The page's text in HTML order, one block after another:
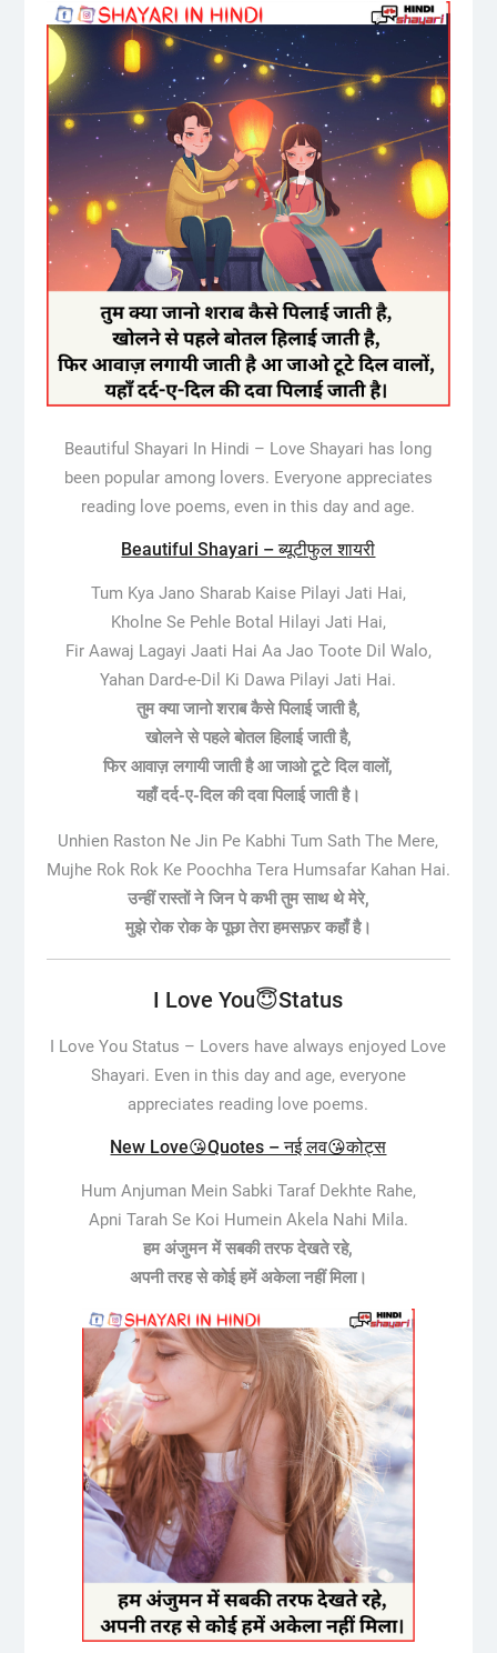
Beautiful Shayari In Hindi – Love Shayari has long
been popular among lovers. Everyone appreciates
reading love poems, even in this day and age.
Beautiful Shayari – ब्यूटीफुल शायरी
Tum Kya Jano Sharab Kaise Pilayi Jati Hai,
Kholne Se Pehle Botal Hilayi Jati Hai,
Fir Aawaj Lagayi Jaati Hai Aa Jao Toote Dil Walo,
Yahan Dard-e-Dil Ki Dawa Pilayi Jati Hai.
तुम क्या जानो शराब कैसे पिलाई जाती है,
खोलने से पहले बोतल हिलाई जाती है,
फिर आवाज़ लगायी जाती है आ जाओ टूटे दिल वालों,
यहाँ दर्द-ए-दिल की दवा पिलाई जाती है।
Unhien Raston Ne Jin Pe Kabhi Tum Sath The Mere,
Mujhe Rok Rok Ke Poochha Tera Humsafar Kahan Hai.
उन्हीं रास्तों ने जिन पे कभी तुम साथ थे मेरे,
मुझे रोक रोक के पूछा तेरा हमसफ़र कहाँ है।
I Love You😇Status
I Love You Status – Lovers have always enjoyed Love
Shayari. Even in this day and age, everyone
appreciates reading love poems.
New Love😘Quotes – नई लव😘कोट्स
Hum Anjuman Mein Sabki Taraf Dekhte Rahe,
Apni Tarah Se Koi Humein Akela Nahi Mila.
हम अंजुमन में सबकी तरफ देखते रहे,
अपनी तरह से कोई हमें अकेला नहीं मिला।